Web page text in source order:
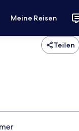
Meine Reisen
Teilen